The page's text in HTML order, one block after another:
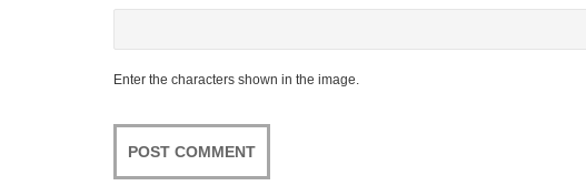
Enter the characters shown in the image.